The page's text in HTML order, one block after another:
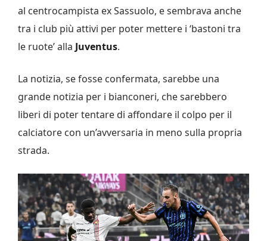
al centrocampista ex Sassuolo, e sembrava anche
tra i club più attivi per poter mettere i ‘bastoni tra
le ruote’ alla Juventus.
La notizia, se fosse confermata, sarebbe una
grande notizia per i bianconeri, che sarebbero
liberi di poter tentare di affondare il colpo per il
calciatore con un’avversaria in meno sulla propria
strada.